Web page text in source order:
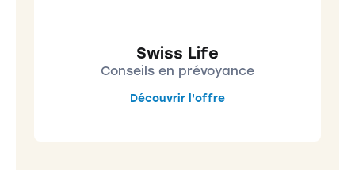
Swiss Life
Conseils en prévoyance
Découvrir l'offre